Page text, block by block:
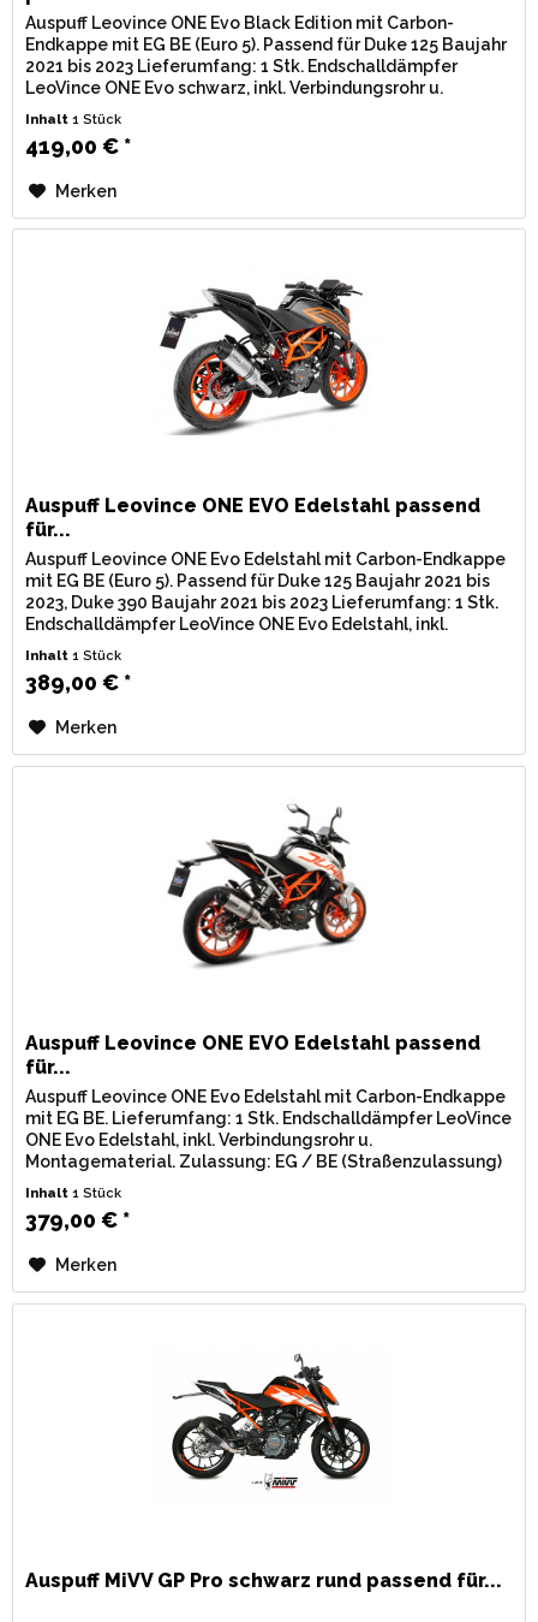
Auspuff Leovince ONE Evo Black Edition mit Carbon-
Endkappe mit EG BE (Euro 5). Passend für Duke 125 Baujahr
2021 bis 2023 Lieferumfang: 1 Stk. Endschalldämpfer
LeoVince ONE Evo schwarz, inkl. Verbindungsrohr u.
Inhalt1 Stück
419,00 € *
Merken
Auspuff Leovince ONE EVO Edelstahl passend
für...
Auspuff Leovince ONE Evo Edelstahl mit Carbon-Endkappe
mit EG BE (Euro 5). Passend für Duke 125 Baujahr 2021 bis
2023, Duke 390 Baujahr 2021 bis 2023 Lieferumfang: 1 Stk.
Endschalldämpfer LeoVince ONE Evo Edelstahl, inkl.
Verbindungsrohr...
Inhalt1 Stück
389,00 € *
Merken
Auspuff Leovince ONE EVO Edelstahl passend
für...
Auspuff Leovince ONE Evo Edelstahl mit Carbon-Endkappe
mit EG BE. Lieferumfang: 1 Stk. Endschalldämpfer LeoVince
ONE Evo Edelstahl, inkl. Verbindungsrohr u.
Montagematerial. Zulassung: EG / BE (Straßenzulassung)
mit eingestanzter...
Inhalt1 Stück
379,00 € *
Merken
Auspuff MiVV GP Pro schwarz rund passend für...